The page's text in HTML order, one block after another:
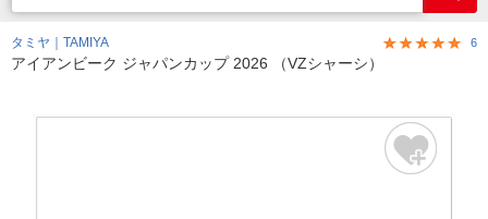
タミヤ｜TAMIYA 6
アイアンビーク ジャパンカップ 2026 （VZシャーシ）